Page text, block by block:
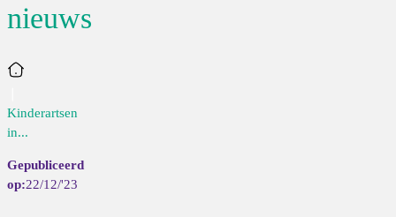
nieuws
Home
Kinderartsen
in...
22/12/'23